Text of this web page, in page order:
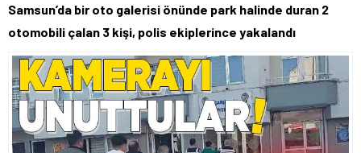
Samsun’da bir oto galerisi önünde park halinde duran 2
otomobili çalan 3 kişi, polis ekiplerince yakalandı